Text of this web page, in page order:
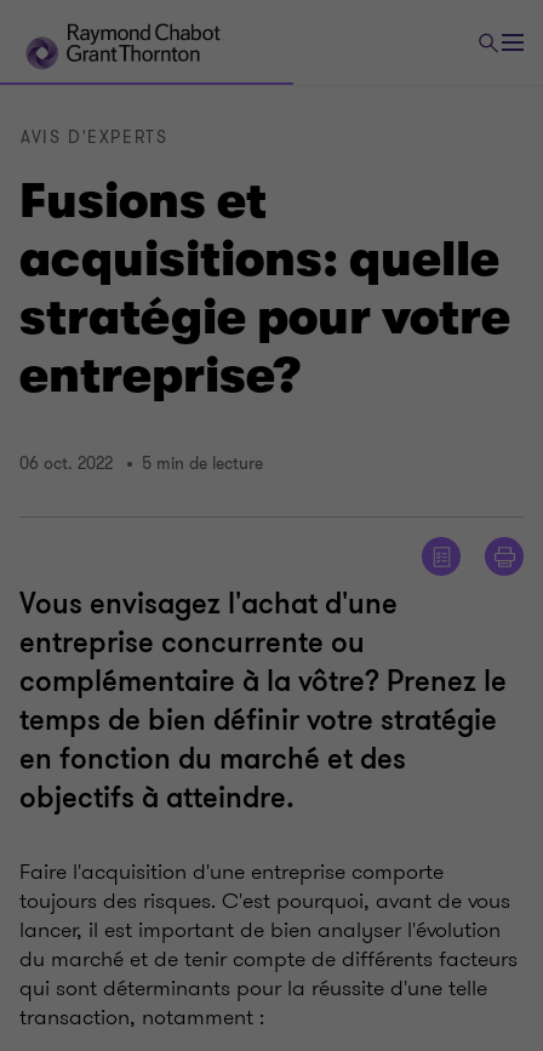
Fusions et
acquisitions: quelle
stratégie pour votre
entreprise?
AVIS D'EXPERTS
06 oct. 2022 5 min de lecture
Vous envisagez l'achat d'une
entreprise concurrente ou
complémentaire à la vôtre? Prenez le
temps de bien définir votre stratégie
en fonction du marché et des
objectifs à atteindre.
Faire l'acquisition d'une entreprise comporte
toujours des risques. C'est pourquoi, avant de vous
lancer, il est important de bien analyser l'évolution
du marché et de tenir compte de différents facteurs
qui sont déterminants pour la réussite d'une telle
transaction, notamment :